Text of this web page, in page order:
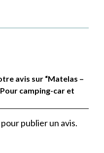
avis sur “Matelas –
camping-car et
pour publier un avis.